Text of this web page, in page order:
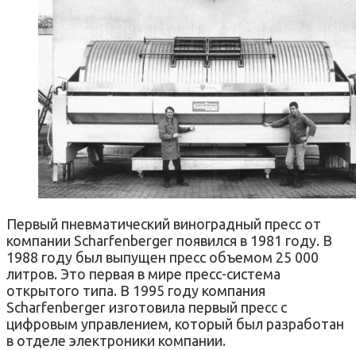
Первый пневматический виноградный пресс от
компании Scharfenberger появился в 1981 году. В
1988 году был выпущен пресс объемом 25 000
литров. Это первая в мире пресс-система
открытого типа. В 1995 году компания
Scharfenberger изготовила первый пресс с
цифровым управлением, который был разработан
в отделе электроники компании.